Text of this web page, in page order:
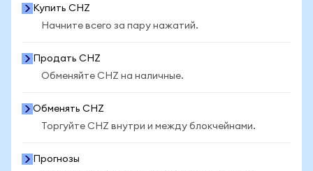
Купить CHZ
Начните всего за пару нажатий.
Продать CHZ
Обменяйте CHZ на наличные.
Обменять CHZ
Торгуйте CHZ внутри и между блокчейнами.
Прогнозы